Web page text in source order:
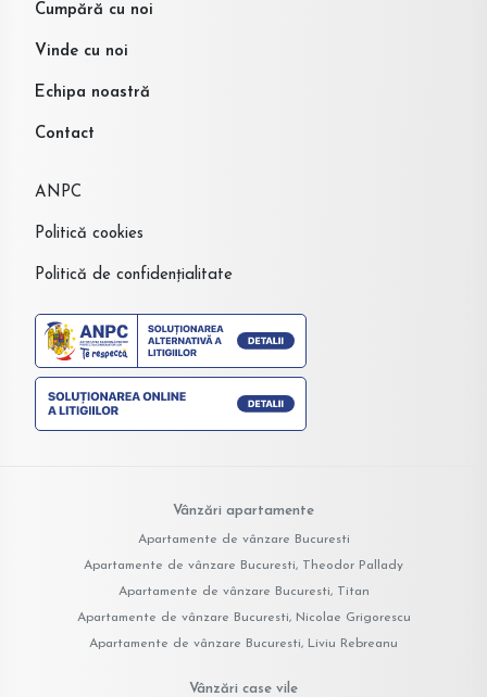
Cumpără cu noi
Vinde cu noi
Echipa noastră
Contact
ANPC
Politică cookies
Politică de confidențialitate
Vânzări apartamente
Apartamente de vânzare Bucuresti
Apartamente de vânzare Bucuresti, Theodor Pallady
Apartamente de vânzare Bucuresti, Titan
Apartamente de vânzare Bucuresti, Nicolae Grigorescu
Apartamente de vânzare Bucuresti, Liviu Rebreanu
Vânzări case vile